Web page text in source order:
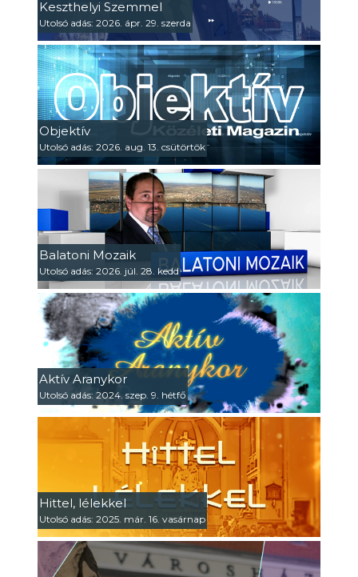
Keszthelyi Szemmel
Utolsó adás: 2026. ápr. 29. szerda
Objektív
Utolsó adás: 2026. aug. 13. csütörtök
Balatoni Mozaik
Utolsó adás: 2026. júl. 28. kedd
Aktív Aranykor
Utolsó adás: 2024. szep. 9. hétfő
Hittel, lélekkel
Utolsó adás: 2025. már. 16. vasárnap